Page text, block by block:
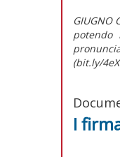
GIUGNO
potendo
(bit.ly/
I